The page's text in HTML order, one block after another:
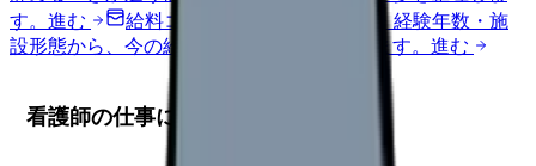
す。 進む 給料コンパスで比較する
地域・経験年数・施
設形態から、今の給料の現在地を確認できます。 進む
看護師の仕事に関係するポイント